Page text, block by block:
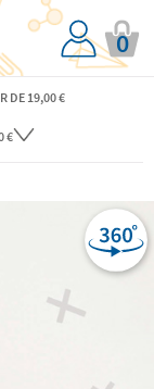
0
DE 19,00 €
€